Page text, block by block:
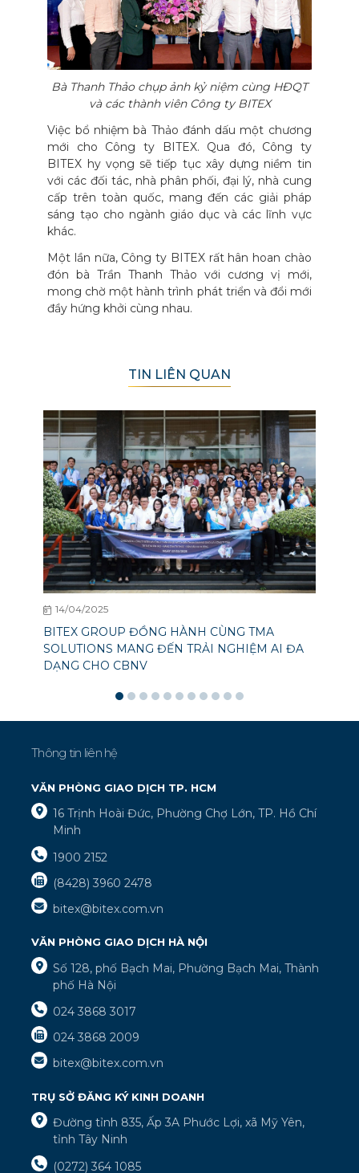
Bà Thanh Thảo chụp ảnh kỷ niệm cùng HĐQT
và các thành viên Công ty BITEX
Việc bổ nhiệm bà Thảo đánh dấu một chương
mới cho Công ty BITEX. Qua đó, Công ty
BITEX hy vọng sẽ tiếp tục xây dựng niềm tin
với các đối tác, nhà phân phối, đại lý, nhà cung
cấp trên toàn quốc, mang đến các giải pháp
sáng tạo cho ngành giáo dục và các lĩnh vực
khác.
Một lần nữa, Công ty BITEX rất hân hoan chào
đón bà Trần Thanh Thảo với cương vị mới,
mong chờ một hành trình phát triển và đổi mới
đầy hứng khởi cùng nhau.
TIN LIÊN QUAN
14/04/2025
BITEX GROUP ĐỒNG HÀNH CÙNG TMA
SOLUTIONS MANG ĐẾN TRẢI NGHIỆM AI ĐA
DẠNG CHO CBNV
Thông tin liên hệ
VĂN PHÒNG GIAO DỊCH TP. HCM
16 Trịnh Hoài Đức, Phường Chợ Lớn, TP. Hồ Chí
Minh
1900 2152
(8428) 3960 2478
bitex@bitex.com.vn
VĂN PHÒNG GIAO DỊCH HÀ NỘI
Số 128, phố Bạch Mai, Phường Bạch Mai, Thành
phố Hà Nội
024 3868 3017
024 3868 2009
bitex@bitex.com.vn
TRỤ SỞ ĐĂNG KÝ KINH DOANH
Đường tỉnh 835, Ấp 3A Phước Lợi, xã Mỹ Yên,
tỉnh Tây Ninh
(0272) 364 1085